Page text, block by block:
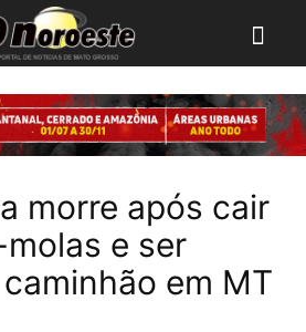
morre após cair
e ser
em MT